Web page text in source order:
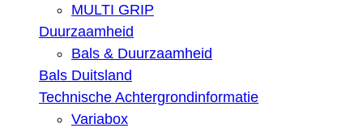
MULTI GRIP
Duurzaamheid
Bals & Duurzaamheid
Bals Duitsland
Technische Achtergrondinformatie
Variabox